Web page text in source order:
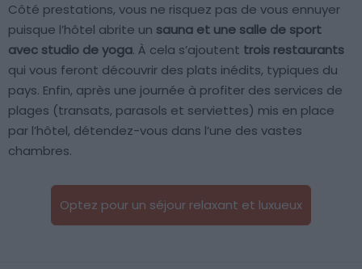
Côté prestations, vous ne risquez pas de vous ennuyer
puisque l’hôtel abrite un sauna et une salle de sport
avec studio de yoga. À cela s’ajoutent trois restaurants
qui vous feront découvrir des plats inédits, typiques du
pays. Enfin, après une journée à profiter des services de
plages (transats, parasols et serviettes) mis en place
par l’hôtel, détendez-vous dans l’une des vastes
chambres.
Optez pour un séjour relaxant et luxueux